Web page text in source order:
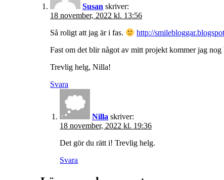
Susan skriver:
18 november, 2022 kl. 13:56
Så roligt att jag är i fas.
http://
Fast om det blir något av mitt projekt kommer jag
Trevlig helg, Nilla!
Svara
Nilla skriver:
18 november, 2022 kl. 19:36
Det gör du rätt i! Trevlig helg.
Svara